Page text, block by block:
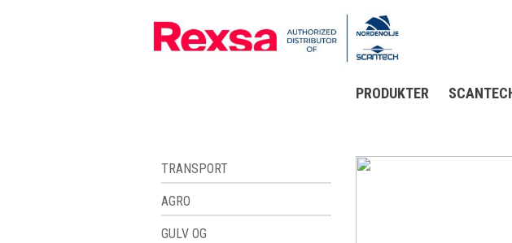
PRODUKTER
TRANSPORT
AGRO
GULV OG